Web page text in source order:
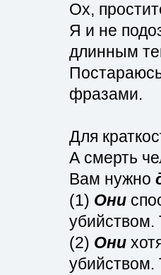
Ох,
Я и не
длинным
фразами.
Для
А смерть
Вам нужно
(1) Они
убийством.
(2) Они
убийством.